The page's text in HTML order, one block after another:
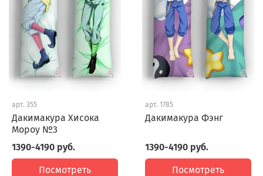
арт. 355
Дакимакура Хисока
Мороу №3
1390-4190 руб.
Посмотреть
арт. 1785
Дакимакура Фэнг
1390-4190 руб.
Посмотреть